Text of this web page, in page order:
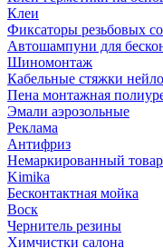
Клеи
Фиксаторы резьбовых
Автошампуни для
Шиномонтаж
Кабельные стяжки
Пена монтажная
Эмали аэрозольные
Реклама
Антифриз
Немаркированный товар
Kimika
Бесконтактная мойка
Воск
Чернитель резины
Химчистки салона